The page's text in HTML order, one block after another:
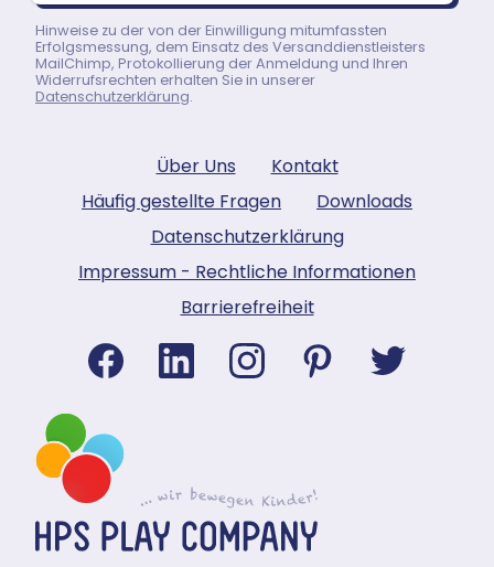
Hinweise zu der von der Einwilligung mitumfassten
Erfolgsmessung, dem Einsatz des Versanddienstleisters
MailChimp, Protokollierung der Anmeldung und Ihren
Widerrufsrechten erhalten Sie in unserer
Datenschutzerklärung.
Über Uns
Kontakt
Häufig gestellte Fragen
Downloads
Datenschutzerklärung
Impressum - Rechtliche Informationen
Barrierefreiheit